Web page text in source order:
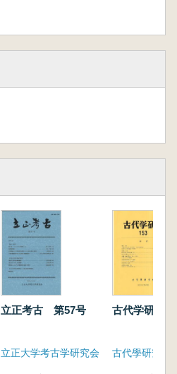
立正考古 第57号
立正大学考古学研究会
古代学研究
古代學研究會